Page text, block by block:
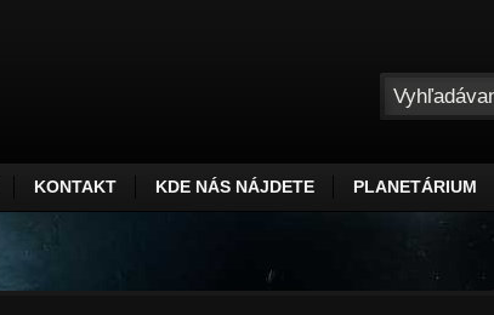
KONTAKT KDE NÁS NÁJDETE PLANETÁRIUM